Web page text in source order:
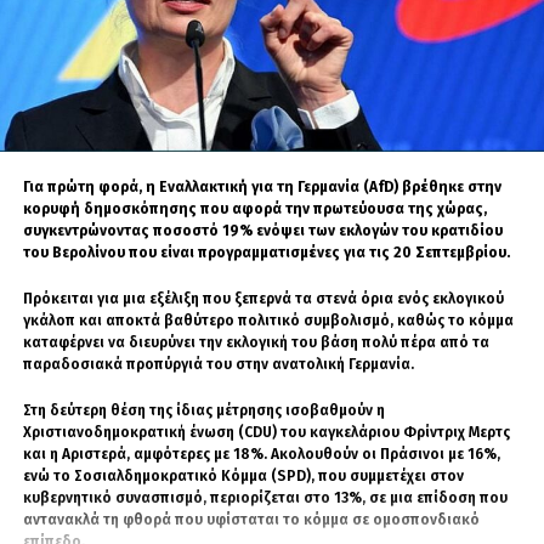
διατηρήσει τους θεσμούς και τους κανόνες που εγγυήθηκαν την ειρήνη, ή
εγκυμονεί τον κίνδυνο επιστροφής στην παλαιά αστάθεια;
Τομέας
Περίοδος
Ειδικού
Καθεστώτος
Μετα-
Αποκεντρωμένη
Περίοδος (2019–
Ασφάλεια &
Καθημερινότητα
Συχνές διακοπές
λειτουργίας
σχολείων, βίαιες
Αποκατάσταση της
δημόσιας τάξης,
εξάλειψη ταραχών.
Διοίκηση &
Εκπροσώπηση
Συγκεντρωτική
εξουσία σε
τοπικές
πολιτικές
δυναστείες.
Ενίσχυση της βάσης
μέσω εκλογών σε 3
επίπεδα
αυτοδιοίκησης.
Οικονομία &
Υποδομές
Επενδυτική
επιβράδυνση,
απομόνωση.
Ρεκόρ τουριστικής
προσέλευσης,
διεθνή συνέδρια,
Για πρώτη φορά, η Εναλλακτική για τη Γερμανία (AfD) βρέθηκε στην
κορυφή δημοσκόπησης που αφορά την πρωτεύουσα της χώρας,
συγκεντρώνοντας ποσοστό 19% ενόψει των εκλογών του κρατιδίου
του Βερολίνου που είναι προγραμματισμένες για τις 20 Σεπτεμβρίου.
Πρόκειται για μια εξέλιξη που ξεπερνά τα στενά όρια ενός εκλογικού
γκάλοπ και αποκτά βαθύτερο πολιτικό συμβολισμό, καθώς το κόμμα
καταφέρνει να διευρύνει την εκλογική του βάση πολύ πέρα από τα
παραδοσιακά προπύργιά του στην ανατολική Γερμανία.
Στη δεύτερη θέση της ίδιας μέτρησης ισοβαθμούν η
Χριστιανοδημοκρατική ένωση (CDU) του καγκελάριου Φρίντριχ Μερτς
και η Αριστερά, αμφότερες με 18%. Ακολουθούν οι Πράσινοι με 16%,
ενώ το Σοσιαλδημοκρατικό Κόμμα (SPD), που συμμετέχει στον
κυβερνητικό συνασπισμό, περιορίζεται στο 13%, σε μια επίδοση που
αντανακλά τη φθορά που υφίσταται το κόμμα σε ομοσπονδιακό